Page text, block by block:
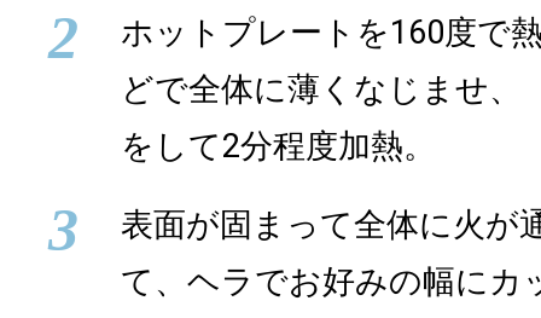
2
ホットプレートを160度で
どで全体に薄くなじませ、
をして2分程度加熱。
3
表面が固まって全体に火が
て、ヘラでお好みの幅にカ